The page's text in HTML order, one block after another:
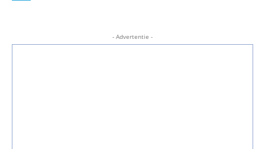
- Advertentie -